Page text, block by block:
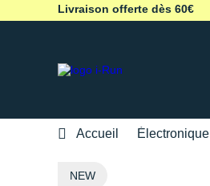
Livraison offerte dès 60€
Accueil Électronique
NEW